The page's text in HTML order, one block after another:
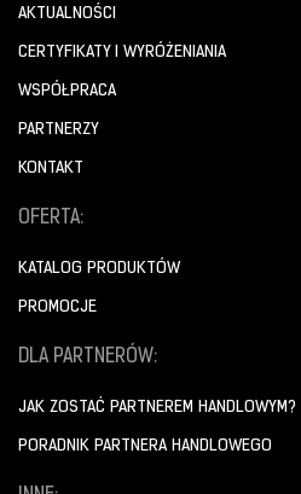
AKTUALNOŚCI
CERTYFIKATY I WYRÓŻENIANIA
WSPÓŁPRACA
PARTNERZY
KONTAKT
OFERTA:
KATALOG PRODUKTÓW
PROMOCJE
DLA PARTNERÓW:
JAK ZOSTAĆ PARTNEREM HANDLOWYM?
PORADNIK PARTNERA HANDLOWEGO